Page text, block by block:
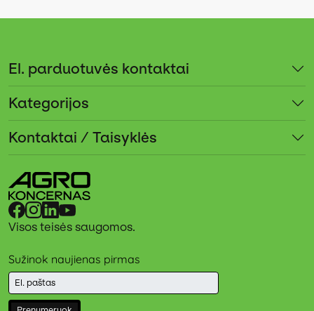
El. parduotuvės kontaktai
Kategorijos
Kontaktai / Taisyklės
Visos teisės saugomos.
Sužinok naujienas pirmas